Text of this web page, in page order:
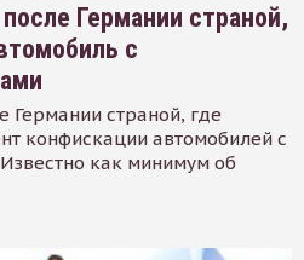
Германии страной,
с
Германии страной, где
конфискации автомобилей с
как минимум об